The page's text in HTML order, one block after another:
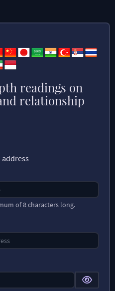
readings on
relationship
of 8 characters long.